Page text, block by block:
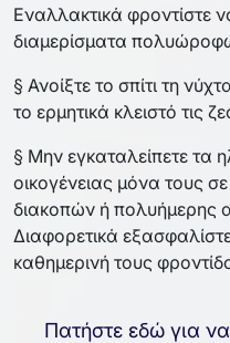
Εναλλακτικά φροντίστε
διαμερίσματα
§ Ανοίξτε το σπίτι τη
το ερμητικά κλειστό τις
§ Μην εγκαταλείπετε τα
οικογένειας μόνα τους
διακοπών ή πολυήμερης
Διαφορετικά
καθημερινή τους
Πατήστε εδώ για να